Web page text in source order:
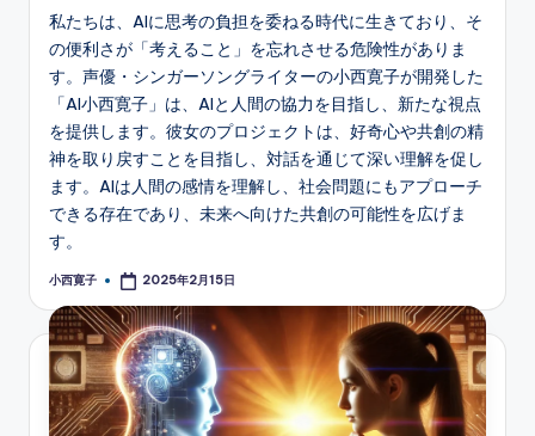
私たちは、AIに思考の負担を委ねる時代に生きており、そ
の便利さが「考えること」を忘れさせる危険性がありま
す。声優・シンガーソングライターの小西寛子が開発した
「AI小西寛子」は、AIと人間の協力を目指し、新たな視点
を提供します。彼女のプロジェクトは、好奇心や共創の精
神を取り戻すことを目指し、対話を通じて深い理解を促し
ます。AIは人間の感情を理解し、社会問題にもアプローチ
できる存在であり、未来へ向けた共創の可能性を広げま
す。
Posted
小西寛子 2025年2月15日